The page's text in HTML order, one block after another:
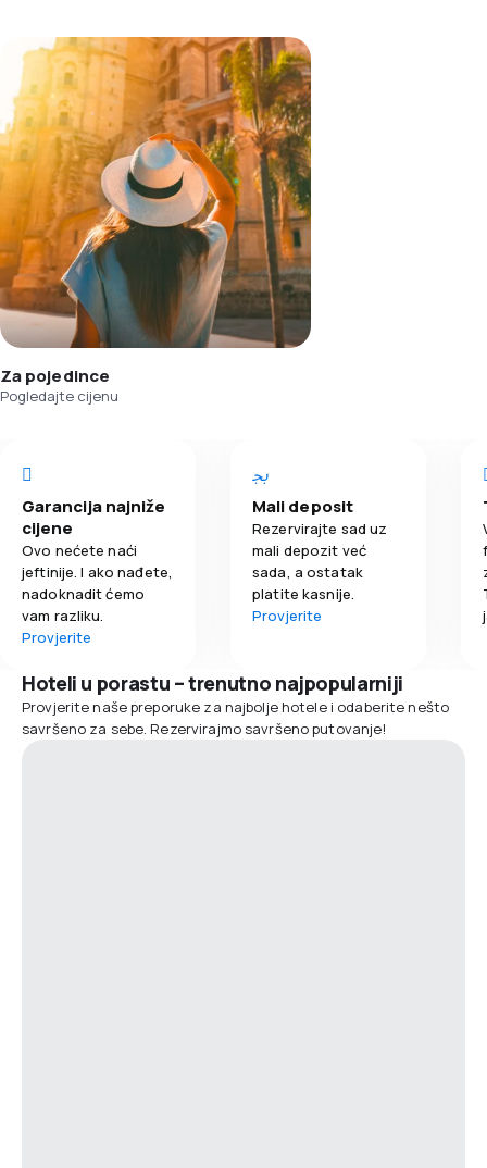
Za pojedince
Pogledajte cijenu
Garancija najniže
cijene
Ovo nećete naći
jeftinije. I ako nađete,
nadoknadit ćemo
vam razliku.
Provjerite
Mali deposit
Rezervirajte sad uz
mali depozit već
sada, a ostatak
platite kasnije.
Provjerite
Hoteli u porastu – trenutno najpopularniji
Provjerite naše preporuke za najbolje hotele i odaberite nešto
savršeno za sebe. Rezervirajmo savršeno putovanje!